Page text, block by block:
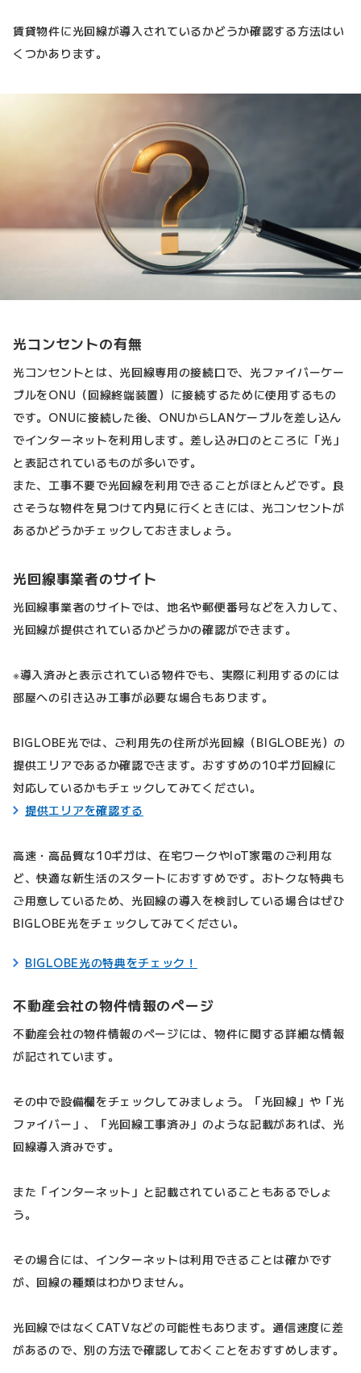
賃貸物件に光回線が導入されているかどうか確認する方法はい
くつかあります。
光コンセントの有無
光コンセントとは、光回線専用の接続口で、光ファイバーケー
ブルをONU（回線終端装置）に接続するために使用するもの
です。ONUに接続した後、ONUからLANケーブルを差し込ん
でインターネットを利用します。差し込み口のところに「光」
と表記されているものが多いです。
また、工事不要で光回線を利用できることがほとんどです。良
さそうな物件を見つけて内見に行くときには、光コンセントが
あるかどうかチェックしておきましょう。
光回線事業者のサイト
光回線事業者のサイトでは、地名や郵便番号などを入力して、
光回線が提供されているかどうかの確認ができます。
※導入済みと表示されている物件でも、実際に利用するのには
部屋への引き込み工事が必要な場合もあります。
BIGLOBE光では、ご利用先の住所が光回線（BIGLOBE光）の
提供エリアであるか確認できます。おすすめの10ギガ回線に
対応しているかもチェックしてみてください。
提供エリアを確認する
高速・高品質な10ギガは、在宅ワークやIoT家電のご利用な
ど、快適な新生活のスタートにおすすめです。おトクな特典も
ご用意しているため、光回線の導入を検討している場合はぜひ
BIGLOBE光をチェックしてみてください。
BIGLOBE光の特典をチェック！
不動産会社の物件情報のページ
不動産会社の物件情報のページには、物件に関する詳細な情報
が記されています。
その中で設備欄をチェックしてみましょう。「光回線」や「光
ファイバー」、「光回線工事済み」のような記載があれば、光
回線導入済みです。
また「インターネット」と記載されていることもあるでしょ
う。
その場合には、インターネットは利用できることは確かです
が、回線の種類はわかりません。
光回線ではなくCATVなどの可能性もあります。通信速度に差
があるので、別の方法で確認しておくことをおすすめします。